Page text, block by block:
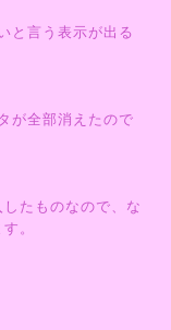
と言う表示が出る
が全部消えたので
たものなので、な
。